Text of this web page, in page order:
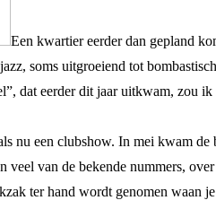
Een kwartier eerder dan gepland
soms uitgroeiend tot
dat eerder dit jaar uitkwam, zou ik
nu een clubshow. In mei kwam
van de bekende nummers,
ter hand wordt genomen waan